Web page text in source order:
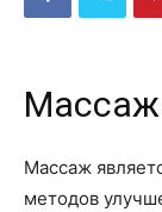
Массаж
Массаж
методов